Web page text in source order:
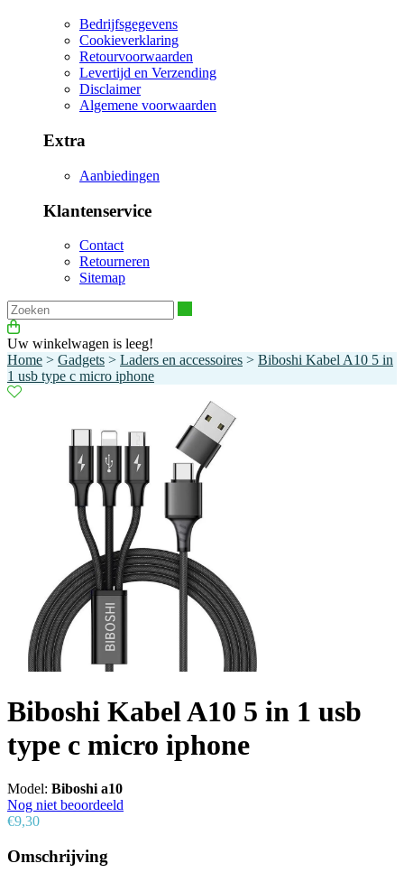
Bedrijfsgegevens
Cookieverklaring
Retourvoorwaarden
Levertijd en Verzending
Disclaimer
Algemene voorwaarden
Extra
Aanbiedingen
Klantenservice
Contact
Retourneren
Sitemap
Uw winkelwagen is leeg!
Home > Gadgets > Laders en accessoires > Biboshi Kabel A10 5 in
1 usb type c micro iphone
Biboshi Kabel A10 5 in 1 usb
type c micro iphone
Model: Biboshi a10
Nog niet beoordeeld
€9,30
Omschrijving